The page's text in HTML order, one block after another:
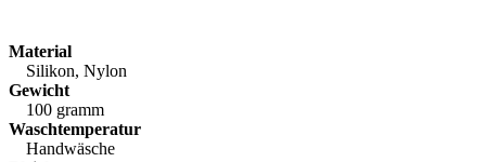
Material
Silikon, Nylon
Gewicht
100 gramm
Waschtemperatur
Handwäsche